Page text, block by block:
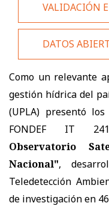
VALIDACIÓN
DATOS
Como un relevante
gestión hídrica del
(UPLA) presentó
FONDEF IT
Observatorio
Nacional",
Teledetección
de investigación en